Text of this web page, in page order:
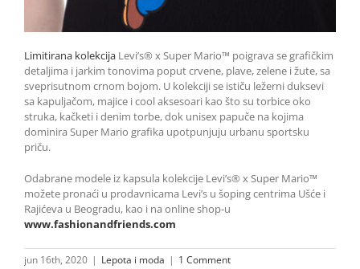
Limitirana kolekcija Levi’s® x Super Mario™ poigrava se grafičkim
detaljima i jarkim tonovima poput crvene, plave, zelene i žute, sa
sveprisutnom crnom bojom. U kolekciji se ističu ležerni duksevi
sa kapuljačom, majice i cool aksesoari kao što su torbice oko
struka, kačketi i denim torbe, dok unisex papuče na kojima
dominira Super Mario grafika upotpunjuju urbanu sportsku
priču.
Odabrane modele iz kapsula kolekcije Levi’s® x Super Mario™
možete pronaći u prodavnicama Levi’s u šoping centrima Ušće i
Rajićeva u Beogradu, kao i na online shop-u
www.fashionandfriends.com
jun 16th, 2020 | Lepota i moda | 1 Comment